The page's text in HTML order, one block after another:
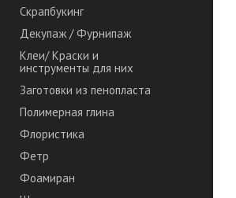
Скрапбукинг
Декупаж / Фурнипаж
Клеи/ Краски и
инструменты для них
Заготовки из пенопласта
Полимерная глина
Флористика
Фетр
Фоамиран